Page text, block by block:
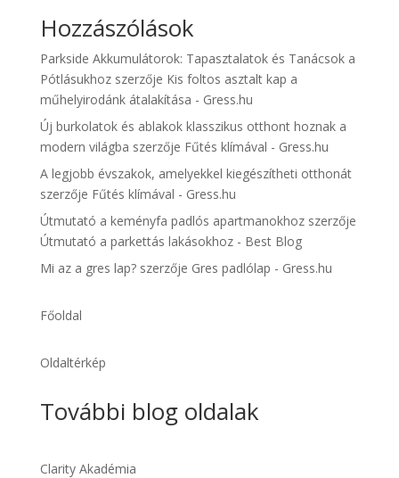
Hozzászólások
Parkside Akkumulátorok: Tapasztalatok és Tanácsok a
Pótlásukhozszerzője Kis foltos asztalt kap a
műhelyirodánk átalakítása - Gress.hu
Új burkolatok és ablakok klasszikus otthont hoznak a
modern világba szerzője Fűtés klímával - Gress.hu
A legjobb évszakok, amelyekkel kiegészítheti otthonát
szerzője Fűtés klímával - Gress.hu
Útmutató a keményfa padlós apartmanokhozszerzője
Útmutató a parkettás lakásokhoz - Best Blog
Mi az a gres lap?szerzője Gres padlólap - Gress.hu
Főoldal
Oldaltérkép
További blog oldalak
Clarity Akadémia